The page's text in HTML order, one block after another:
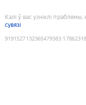
Калі ў вас узніклі праблемы,
сувязі
9191527132365479383: